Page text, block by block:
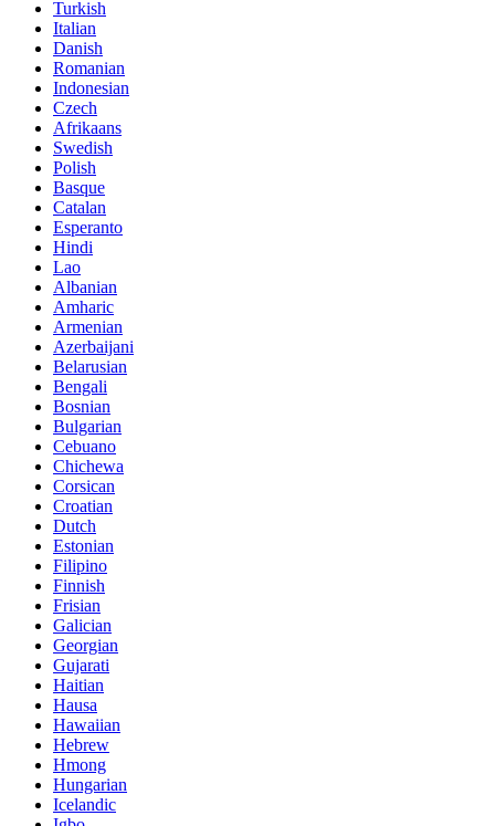
Turkish
Italian
Danish
Romanian
Indonesian
Czech
Afrikaans
Swedish
Polish
Basque
Catalan
Esperanto
Hindi
Lao
Albanian
Amharic
Armenian
Azerbaijani
Belarusian
Bengali
Bosnian
Bulgarian
Cebuano
Chichewa
Corsican
Croatian
Dutch
Estonian
Filipino
Finnish
Frisian
Galician
Georgian
Gujarati
Haitian
Hausa
Hawaiian
Hebrew
Hmong
Hungarian
Icelandic